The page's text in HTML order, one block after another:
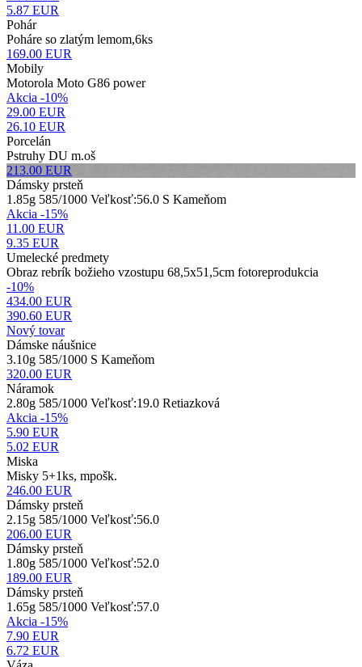
5.87 EUR
Pohár
Poháre so zlatým lemom,6ks
169.00 EUR
Mobily
Motorola Moto G86 power
Akcia -10%
29.00 EUR
26.10 EUR
Porcelán
Pstruhy DU m.oš
213.00 EUR
Dámsky prsteň
1.85g 585/1000 Veľkosť:56.0 S Kameňom
Akcia -15%
11.00 EUR
9.35 EUR
Umelecké predmety
Obraz rebrík božieho vzostupu 68,5x51,5cm fotoreprodukcia
-10%
434.00 EUR
390.60 EUR
Nový tovar
Dámske náušnice
3.10g 585/1000 S Kameňom
320.00 EUR
Náramok
2.80g 585/1000 Veľkosť:19.0 Retiazková
Akcia -15%
5.90 EUR
5.02 EUR
Miska
Misky 5+1ks, mpošk.
246.00 EUR
Dámsky prsteň
2.15g 585/1000 Veľkosť:56.0
206.00 EUR
Dámsky prsteň
1.80g 585/1000 Veľkosť:52.0
189.00 EUR
Dámsky prsteň
1.65g 585/1000 Veľkosť:57.0
Akcia -15%
7.90 EUR
6.72 EUR